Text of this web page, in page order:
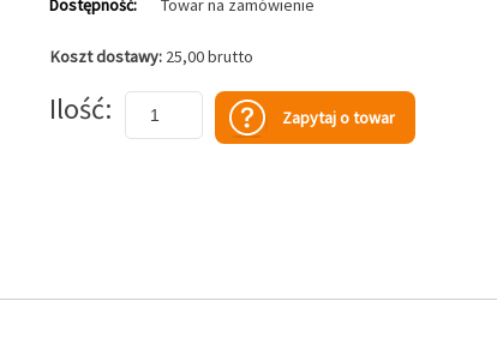
Dostępność: Towar na zamówienie
Koszt dostawy: 25,00 brutto
Ilość Zapytaj o towar